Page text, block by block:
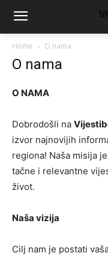
Home O nama
O nama
O NAMA
Dobrodošli na
izvor najnovijih
regiona! Naša misija
tačne i relevantne
život.
Naša vizija
Cilj nam je postati